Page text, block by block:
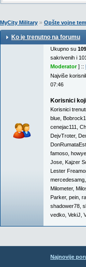
MyCity Military » Opšte vojne
Ko je trenutno na forumu
Ukupno su
sakrivenih i
Moderator] ::
Najviše
07:46
Korisnici
Korisnici
blue Bobrock1
cenejac111
DejvTroter,
famoso
Jose Kajzer
Lester
mercedesamg
Milometer,
Parker, pein
shadower78
vedko VekiJ
Najnovije